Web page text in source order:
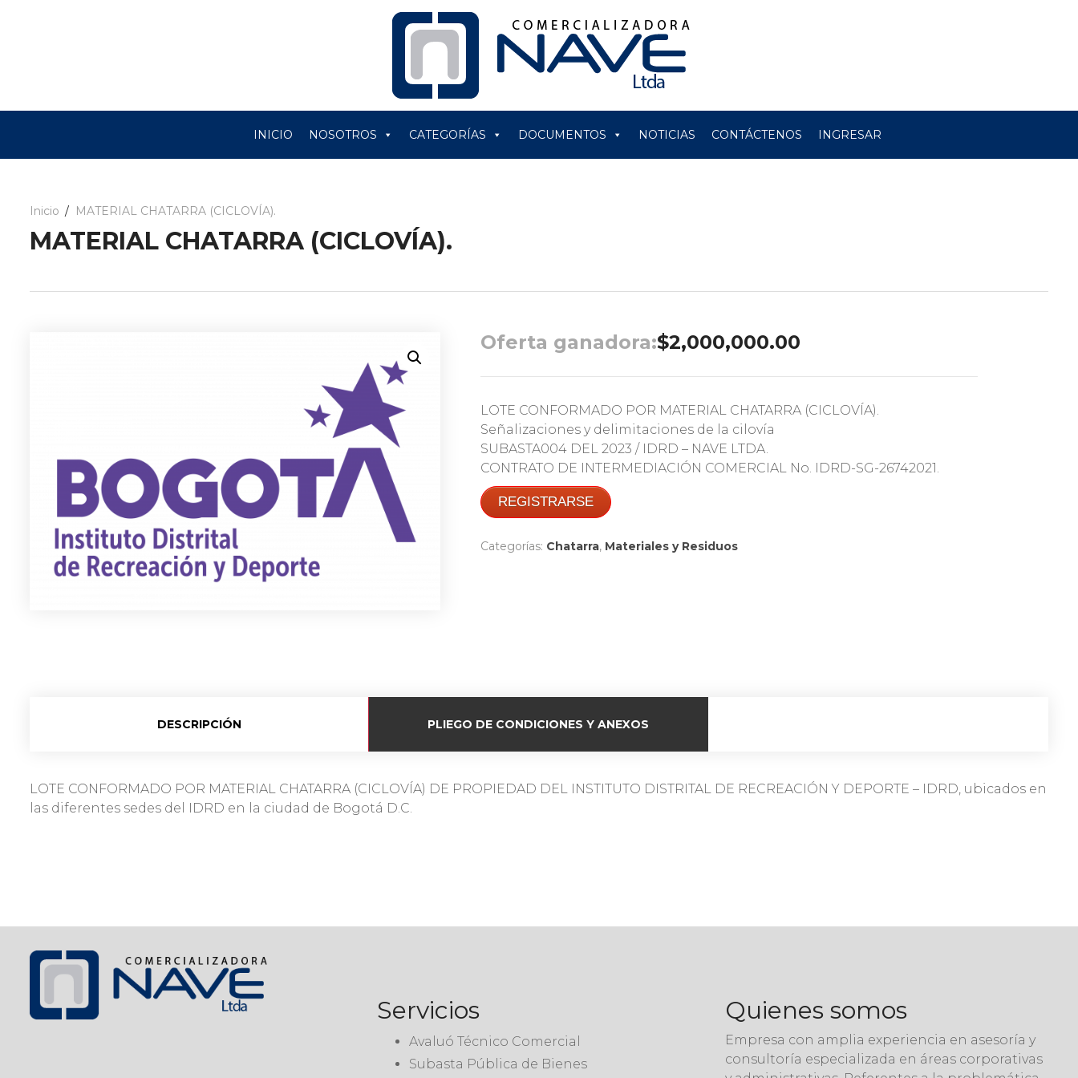
INICIO NOSOTROS CATEGORÍAS DOCUMENTOS NOTICIAS CONTÁCTENOS INGRESAR
Inicio MATERIAL CHATARRA (CICLOVÍA).
MATERIAL CHATARRA (CICLOVÍA).
Oferta ganadora:$2,000,000.00
LOTE CONFORMADO POR MATERIAL CHATARRA (CICLOVÍA).
Señalizaciones y delimitaciones de la cilovía
SUBASTA004 DEL 2023 / IDRD – NAVE LTDA.
CONTRATO DE INTERMEDIACIÓN COMERCIAL No. IDRD-SG-26742021.
REGISTRARSE
Categorías: Chatarra, Materiales y Residuos
DESCRIPCIÓN PLIEGO DE CONDICIONES Y ANEXOS
LOTE CONFORMADO POR MATERIAL CHATARRA (CICLOVÍA) DE PROPIEDAD DEL INSTITUTO DISTRITAL DE RECREACIÓN Y DEPORTE – IDRD, ubicados en
las diferentes sedes del IDRD en la ciudad de Bogotá D.C.
Servicios
Avaluó Técnico Comercial
Subasta Pública de Bienes
Quienes somos
Empresa con amplia experiencia en asesoría y
consultoría especializada en áreas corporativas